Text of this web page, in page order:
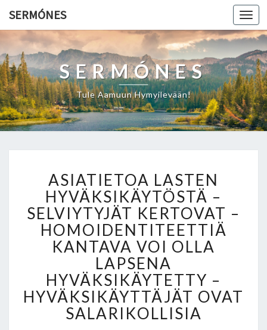
SERMÓNES
SERMÓNES
Tule Aamuun Hymyilevään!
S
I
A
T
E
T
O
A
A
ASIATIETOA LASTEN
HYVÄKSIKÄYTÖSTÄ –
SELVIYTYJÄT KERTOVAT –
HOMOIDENTITEETTIÄ
KANTAVA VOI OLLA
LAPSENA
HYVÄKSIKÄYTETTY –
HYVÄKSIKÄYTTÄJÄT OVAT
SALARIKOLLISIA